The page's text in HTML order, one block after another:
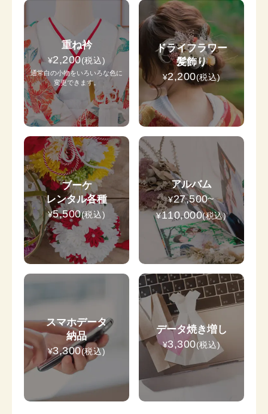
重ね衿
¥2,200(税込)
通常白の小物をいろいろな色に
変更できます。
ドライフラワー
髪飾り
¥2,200(税込)
ブーケ
レンタル各種
¥5,500(税込)
アルバム
¥27,500~
¥110,000(税込)
スマホデータ
納品
¥3,300(税込)
データ焼き増し
¥3,300(税込)